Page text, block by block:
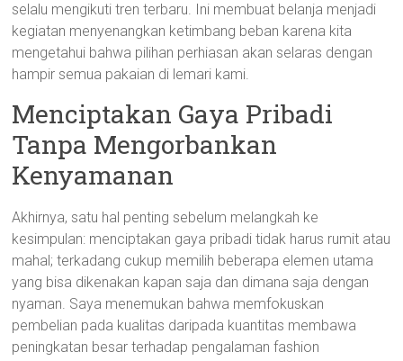
selalu mengikuti tren terbaru. Ini membuat belanja menjadi
kegiatan menyenangkan ketimbang beban karena kita
mengetahui bahwa pilihan perhiasan akan selaras dengan
hampir semua pakaian di lemari kami.
Menciptakan Gaya Pribadi
Tanpa Mengorbankan
Kenyamanan
Akhirnya, satu hal penting sebelum melangkah ke
kesimpulan: menciptakan gaya pribadi tidak harus rumit atau
mahal; terkadang cukup memilih beberapa elemen utama
yang bisa dikenakan kapan saja dan dimana saja dengan
nyaman. Saya menemukan bahwa memfokuskan
pembelian pada kualitas daripada kuantitas membawa
peningkatan besar terhadap pengalaman fashion